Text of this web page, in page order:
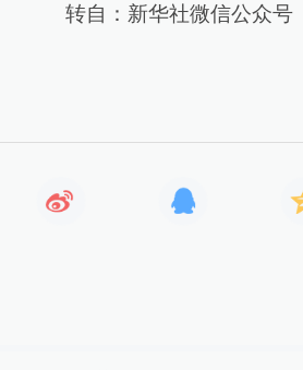
转自：新华社微信公众号